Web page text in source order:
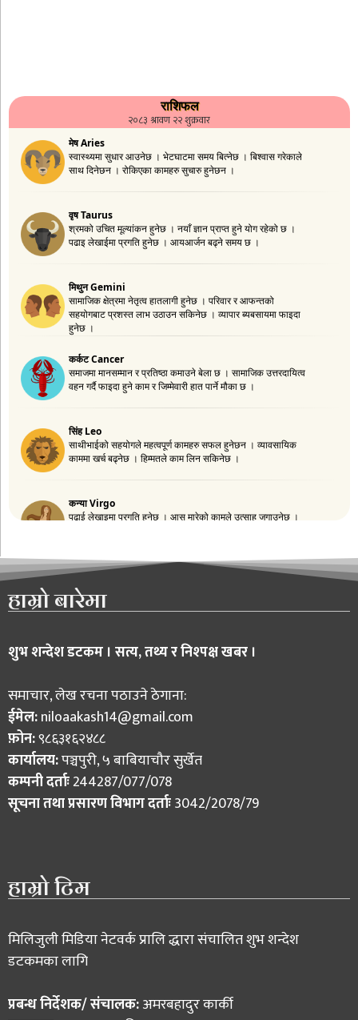
हाम्रो बारेमा
शुभ शन्देश डटकम । सत्य, तथ्य र निश्पक्ष खबर ।
समाचार, लेख रचना पठाउने ठेगाना:
ईमेल:niloaakash14@gmail.com
फ़ोन:९८६३१६२४८८
कार्यालय:पञ्चपुरी, ५ बाबियाचौर सुर्खेत
कम्पनी दर्ताः244287/077/078
सूचना तथा प्रसारण विभाग दर्ताः3042/2078/79
हाम्रो टिम
मिलिजुली मिडिया नेटवर्क प्रालि द्धारा संचालित शुभ शन्देश
डटकमका लागि
प्रबन्ध निर्देशक/ संचालक:अमरबहादुर कार्की